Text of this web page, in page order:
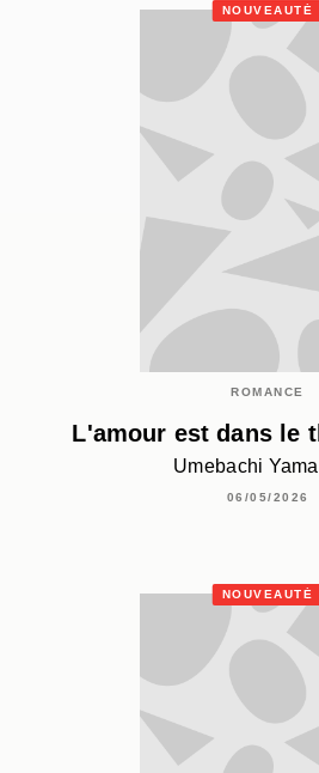
NOUVEAUTÉ
ROMANCE
L'amour est dans le
Umebachi
06/05/2026
NOUVEAUTÉ